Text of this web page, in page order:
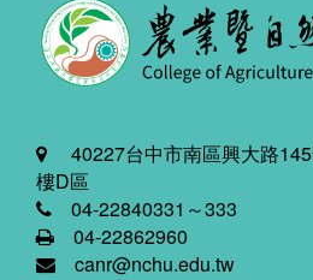
40227台中市南區興大路
樓D區
04-22840331～333
04-22862960
canr@nchu.edu.tw